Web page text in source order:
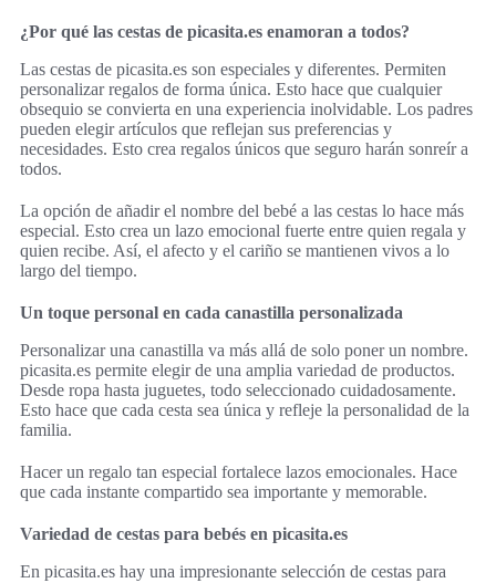
¿Por qué las cestas de picasita.es enamoran a todos?
Las cestas de picasita.es son especiales y diferentes. Permiten
personalizar regalos de forma única. Esto hace que cualquier
obsequio se convierta en una experiencia inolvidable. Los padres
pueden elegir artículos que reflejan sus preferencias y
necesidades. Esto crea regalos únicos que seguro harán sonreír a
todos.
La opción de añadir el nombre del bebé a las cestas lo hace más
especial. Esto crea un lazo emocional fuerte entre quien regala y
quien recibe. Así, el afecto y el cariño se mantienen vivos a lo
largo del tiempo.
Un toque personal en cada canastilla personalizada
Personalizar una canastilla va más allá de solo poner un nombre.
picasita.es permite elegir de una amplia variedad de productos.
Desde ropa hasta juguetes, todo seleccionado cuidadosamente.
Esto hace que cada cesta sea única y refleje la personalidad de la
familia.
Hacer un regalo tan especial fortalece lazos emocionales. Hace
que cada instante compartido sea importante y memorable.
Variedad de cestas para bebés en picasita.es
En picasita.es hay una impresionante selección de cestas para